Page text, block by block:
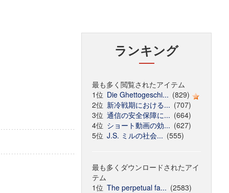
ランキング
最も多く閲覧されたアイテム
1位 Die Ghettogeschi... (829)
2位 新冷戦期における... (707)
3位 通信の安全保障に... (664)
4位 ショート動画の効... (627)
5位 J.S. ミルの社会... (555)
最も多くダウンロードされたアイ
テム
1位 The perpetual fa... (2583)